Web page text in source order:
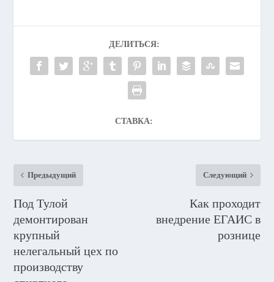
ДЕЛИТЬСЯ:
СТАВКА:
Предыдущий
Под Тулой
демонтирован
крупный
нелегальный цех по
производству
Следующий
Как проходит
внедрение ЕГАИС в
рознице